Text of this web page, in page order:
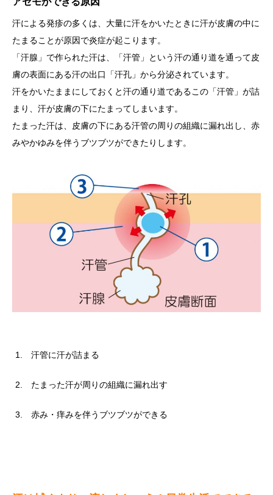
汗による発疹の多くは、大量に汗をかいたときに汗が皮膚の中に
たまることが原因で炎症が起こります。
「汗腺」で作られた汗は、「汗管」という汗の通り道を通って皮
膚の表面にある汗の出口「汗孔」から分泌されています。
汗をかいたままにしておくと汗の通り道であるこの「汗管」が詰
まり、汗が皮膚の下にたまってしまいます。
たまった汗は、皮膚の下にある汗管の周りの組織に漏れ出し、赤
みやかゆみを伴うブツブツができたりします。
汗管に汗が詰まる
たまった汗が周りの組織に漏れ出す
赤み・痒みを伴うブツブツができる